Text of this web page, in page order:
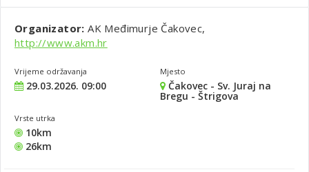
Organizator:AK Međimurje Čakovec,
http://www.akm.hr
Vrijeme održavanja
29.03.2026. 09:00
Mjesto
Čakovec - Sv. Juraj na
Bregu - Štrigova
Vrste utrka
10km
26km